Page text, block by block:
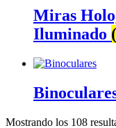
Miras
Iluminado
Mostrando los 108